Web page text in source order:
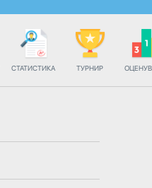
СТАТИСТИКА ТУРНИР